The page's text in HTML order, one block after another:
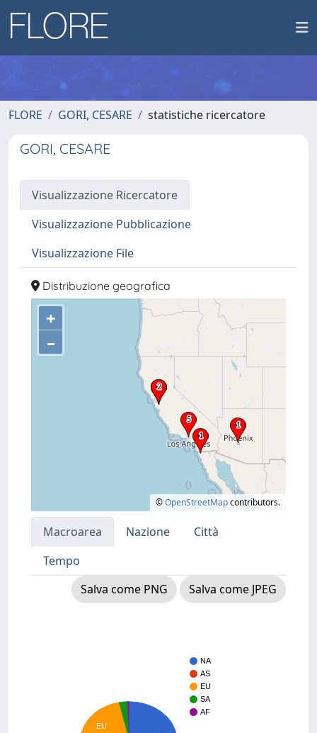
FLORE GORI, CESARE statistiche ricercatore
GORI, CESARE
Visualizzazione Ricercatore
Visualizzazione Pubblicazione
Visualizzazione File
Distribuzione geografica
+
–
©OpenStreetMapcontributors.
Macroarea Nazione
Città
Tempo
Salva come PNG
Salva come JPEG
NA
AS
EU
SA
AF
EU